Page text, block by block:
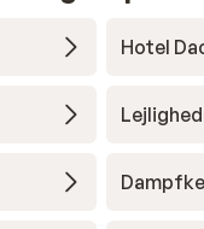
Hotel